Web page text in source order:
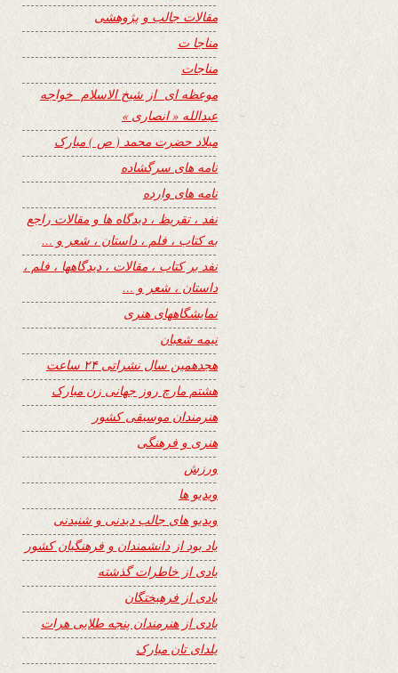
مقالات جالب و پژوهشی
مناجا ت
مناجات
موعظه ای از شیخ الاسلام خواجه
عبدالله « انصاری »
میلاد حضرت محمد ( ص ) مبارک
نامه های سرگشاده
نامه های وارده
نفد ، تقریظ ، دیدگاه ها و مقالات راجع
به کتاب ، فلم ، داستان ، شعر و …
نفد بر کتاب ، مقالات ، دیدگاهها ، فلم ،
داستان ، شعر و …
نمایشگاههای هنری
نیمه شعبان
هجدهمین سال نشراتی ۲۴ ساعت
هشتم مارچ روز جهانی زن مبارک
هنرمندان موسیقی کشور
هنری و فرهنگی
ورزش
ویدیو ها
ویدیو های جالب دیدنی و شنیدنی
یاد بود از دانشمندان و فرهنگیان کشور
یادی از خاطرات گذشته
یادی از فرهیختگان
یادی از هنرمندان پنجه طلایی هرات
یلدای تان مبارک